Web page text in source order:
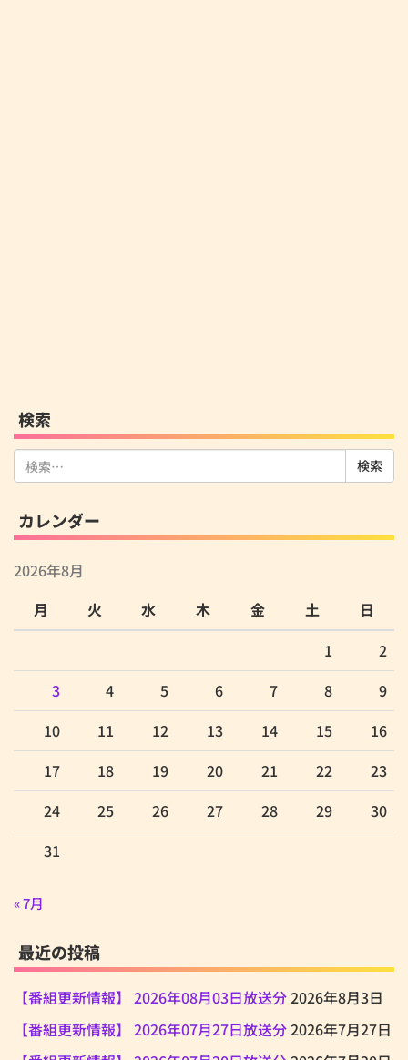
検索
検
索:
カレンダー
2026年8月
月
火 水 木 金 土
日
1
2
3
4 5 6 7 8
9
10
11 12 13 14 15
16
17
18 19 20 21 22
23
24
25 26 27 28 29
30
31
« 7月
最近の投稿
【番組更新情報】 2026年08月03日放送分2026年8月3日
【番組更新情報】 2026年07月27日放送分2026年7月27日